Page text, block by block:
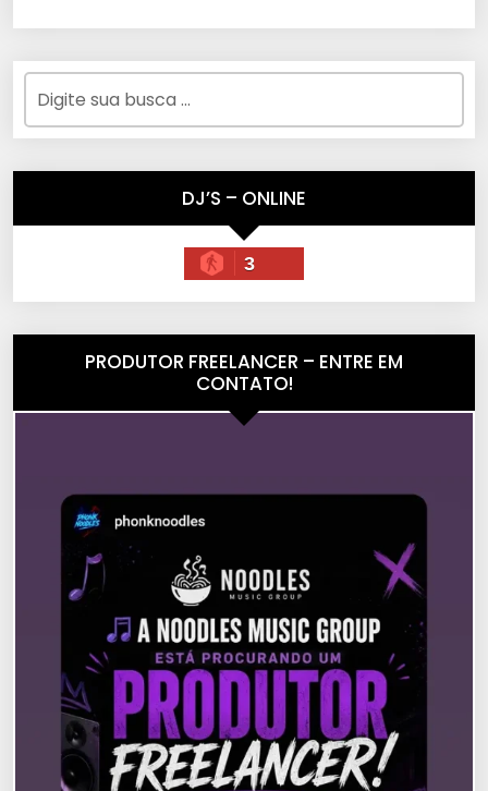
DJ’S – ONLINE
3
PRODUTOR FREELANCER – ENTRE EM
CONTATO!